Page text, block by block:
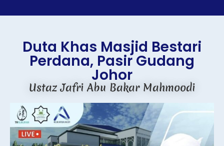
Duta Khas Masjid Bestari
Perdana, Pasir Gudang
Johor
Ustaz Jafri Abu Bakar Mahmoodi